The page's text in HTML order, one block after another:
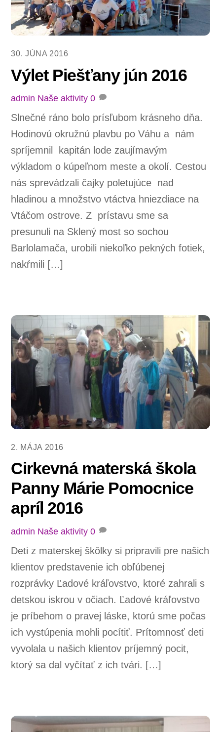
30. JÚNA 2016
Výlet Piešťany jún 2016
admin Naše aktivity 0
Slnečné ráno bolo prísľubom krásneho dňa.
Hodinovú okružnú plavbu po Váhu a nám
spríjemnil kapitán lode zaujímavým
výkladom o kúpeľnom meste a okolí. Cestou
nás sprevádzali čajky poletujúce nad
hladinou a množstvo vtáctva hniezdiace na
Vtáčom ostrove. Z prístavu sme sa
presunuli na Sklený most so sochou
Barlolamača, urobili niekoľko pekných fotiek,
nakŕmili […]
2. MÁJA 2016
Cirkevná materská škola
Panny Márie Pomocnice
apríl 2016
admin Naše aktivity 0
Deti z materskej škôlky si pripravili pre našich
klientov predstavenie ich obľúbenej
rozprávky Ľadové kráľovstvo, ktoré zahrali s
detskou iskrou v očiach. Ľadové kráľovstvo
je príbehom o pravej láske, ktorú sme počas
ich vystúpenia mohli pocítiť. Prítomnosť deti
vyvolala u našich klientov príjemný pocit,
ktorý sa dal vyčítať z ich tvári. […]